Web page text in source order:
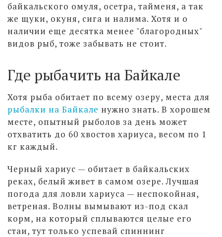
байкальского омуля, осетра, тайменя, а так
же щуки, окуня, сига и налима. Хотя и о
наличии еще десятка менее "благородных"
видов рыб, тоже забывать не стоит.
Где рыбачить на Байкале
Хотя рыба обитает по всему озеру, места для
рыбалки на Байкале нужно знать. В хорошем
месте, опытный рыболов за день может
отхватить до 60 хвостов хариуса, весом по 1
кг каждый.
Черный хариус — обитает в байкальских
реках, белый живет в самом озере. Лучшая
погода для ловли хариуса — неспокойная,
ветреная. Волны вымывают из-под скал
корм, на который сплываются целые его
стаи, тут только успевай спиннинг